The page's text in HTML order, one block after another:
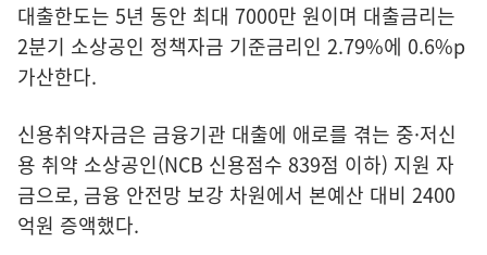
대출한도는 5년 동안 최대 7000만 원이며 대출금리는
2분기 소상공인 정책자금 기준금리인 2.79%에 0.6%p
가산한다.
신용취약자금은 금융기관 대출에 애로를 겪는 중·저신
용 취약 소상공인(NCB 신용점수 839점 이하) 지원 자
금으로, 금융 안전망 보강 차원에서 본예산 대비 2400
억원 증액했다.